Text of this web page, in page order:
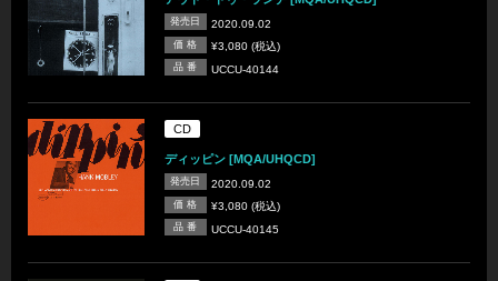
発売日 2020.09.02
価 格 ¥3,080 (税込)
品 番 UCCU-40144
CD
ディッピン [MQA/UHQCD]
発売日 2020.09.02
価 格 ¥3,080 (税込)
品 番 UCCU-40145